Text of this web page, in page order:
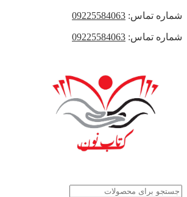
شماره تماس: 09225584063
شماره تماس: 09225584063